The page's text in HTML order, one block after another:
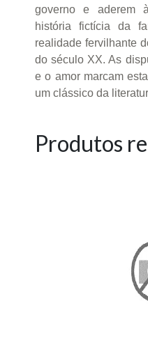
governo e aderem
história fictícia da
realidade fervilhante
do século XX. As
e o amor marcam
um clássico da
Produtos